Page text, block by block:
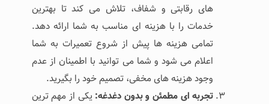
‌های رقابتی و شفاف، تلاش می ‌کند تا بهترین
خدمات را با هزینه ‌ای مناسب به شما ارائه دهد.
تمامی هزینه‌ ها پیش از شروع تعمیرات به شما
اعلام می ‌شود و شما می ‌توانید با اطمینان از عدم
وجود هزینه ‌های مخفی، تصمیم خود را بگیرید.
تجربه ‌ای مطمئن و بدون دغدغه: یکی از مهم‌ ترین